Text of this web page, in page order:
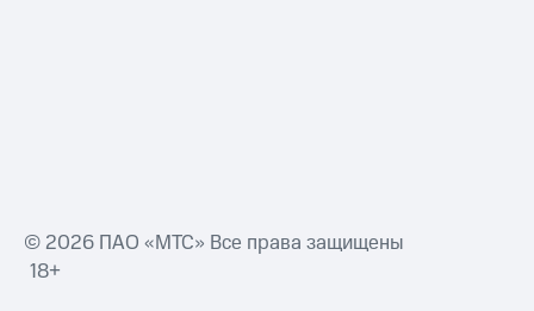
© 2026 ПАО «МТС» Все права защищены
18+